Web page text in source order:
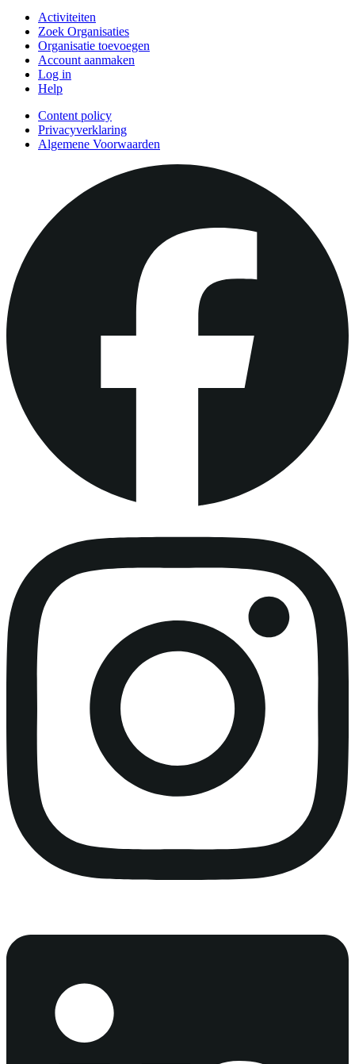
Activiteiten
Zoek Organisaties
Organisatie toevoegen
Account aanmaken
Log in
Help
Content policy
Privacyverklaring
Algemene Voorwaarden